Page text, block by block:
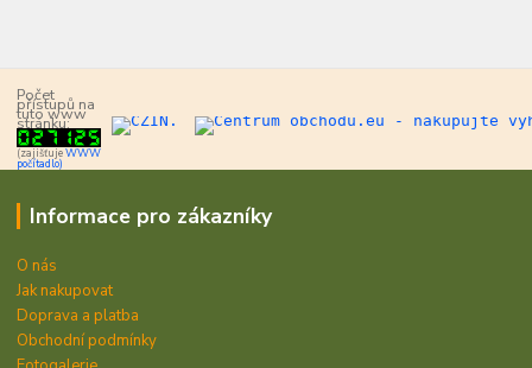
Počet
přístupů na
tuto www
stránku:
(zajišťujeWWW
počítadlo)
Informace pro zákazníky
O nás
Jak nakupovat
Doprava a platba
Obchodní podmínky